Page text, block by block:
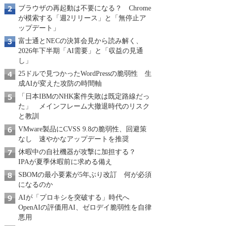
ブラウザの再起動は不要になる？ Chrome
が模索する「週2リリース」と「無停止ア
ップデート」
富士通とNECの決算会見から読み解く、
2026年下半期「AI需要」と「収益の見通
し」
25ドルで見つかったWordPressの脆弱性 生
成AIが変えた攻防の時間軸
「日本IBMのNHK案件失敗は既定路線だっ
た」 メインフレーム大撤退時代のリスク
と教訓
VMware製品にCVSS 9.8の脆弱性、回避策
なし 速やかなアップデートを推奨
休暇中の自社機器が攻撃に加担する？
IPAが夏季休暇前に求める備え
SBOMの最小要素が5年ぶり改訂 何が必須
になるのか
AIが「プロキシを突破する」時代へ
OpenAIの評価用AI、ゼロデイ脆弱性を自律
悪用